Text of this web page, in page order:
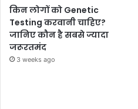
किन लोगों को Genetic
Testing करवानी चाहिए?
जानिए कौन है सबसे ज्यादा
जरूरतमंद
3 weeks ago